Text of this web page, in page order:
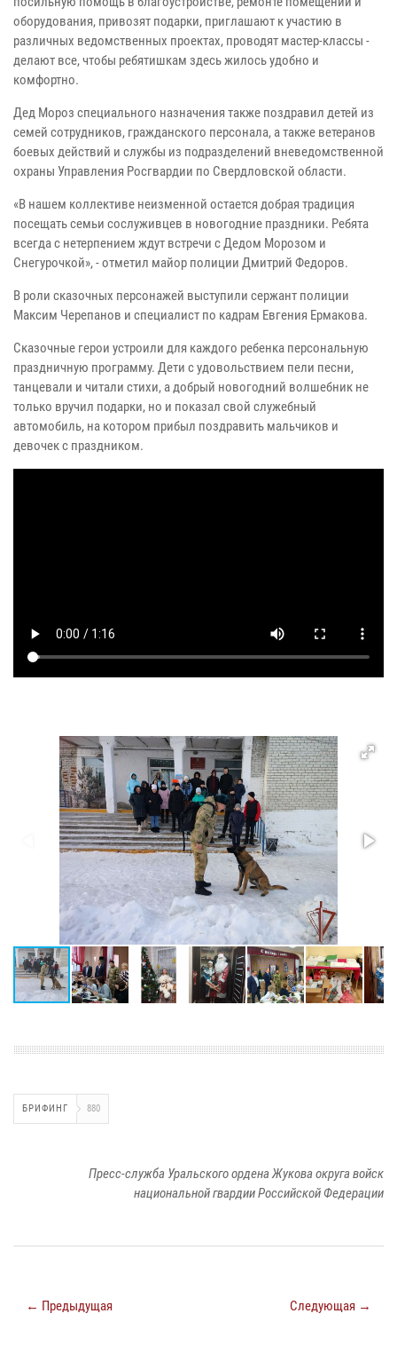
оборудования, привозят подарки, приглашают к участию в
различных ведомственных проектах, проводят мастер-классы -
делают все, чтобы ребятишкам здесь жилось удобно и
комфортно.
Дед Мороз специального назначения также поздравил детей из
семей сотрудников, гражданского персонала, а также ветеранов
боевых действий и службы из подразделений вневедомственной
охраны Управления Росгвардии по Свердловской области.
«В нашем коллективе неизменной остается добрая традиция
посещать семьи сослуживцев в новогодние праздники. Ребята
всегда с нетерпением ждут встречи с Дедом Морозом и
Снегурочкой», - отметил майор полиции Дмитрий Федоров.
В роли сказочных персонажей выступили сержант полиции
Максим Черепанов и специалист по кадрам Евгения Ермакова.
Сказочные герои устроили для каждого ребенка персональную
праздничную программу. Дети с удовольствием пели песни,
танцевали и читали стихи, а добрый новогодний волшебник не
только вручил подарки, но и показал свой служебный
автомобиль, на котором прибыл поздравить мальчиков и
девочек с праздником.
БРИФИНГ 880
Пресс-служба Уральского ордена Жукова округа войск
национальной гвардии Российской Федерации
← Предыдущая Следующая →